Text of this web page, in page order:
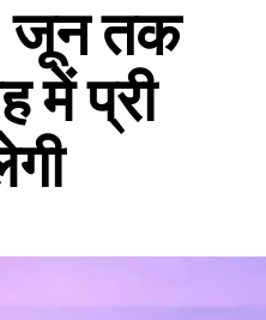
जून तक
में प्री